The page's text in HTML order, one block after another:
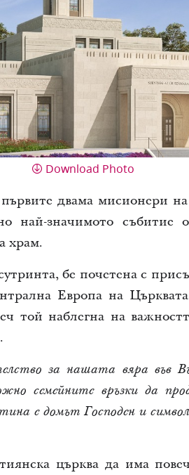
Download Photo
двама мисионери
най-значимото
храм.
бе почетена с
Европа на
той наблегна на
за нашата вяра във
семейните връзки да
е домът Господен и
църква да има